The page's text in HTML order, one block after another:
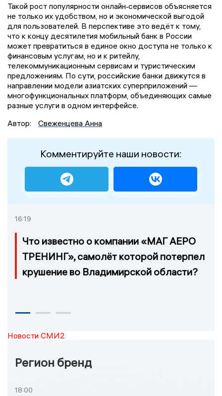
Такой рост популярности онлайн‑сервисов объясняется
не только их удобством, но и экономической выгодой
для пользователей. В перспективе это ведёт к тому,
что к концу десятилетия мобильный банк в России
может превратиться в единое окно доступа не только к
финансовым услугам, но и к ритейлу,
телекоммуникационным сервисам и туристическим
предложениям. По сути, российские банки движутся в
направлении модели азиатских суперприложений —
многофункциональных платформ, объединяющих самые
разные услуги в одном интерфейсе.
Автор:
Свеженцева Анна
Комментируйте наши новости:
16:19
Что известно о компании «МАГ АЕРО
ТРЕНИНГ», самолёт которой потерпел
крушение во Владимирской области?
Новости СМИ2
Регион бренд
18:00